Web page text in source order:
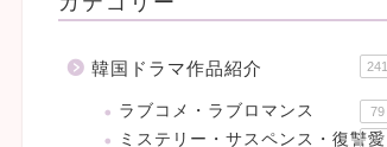
韓国ドラマ作品紹介 241
ラブコメ・ラブロマンス 79
ミステリー・サスペンス・復讐愛
47